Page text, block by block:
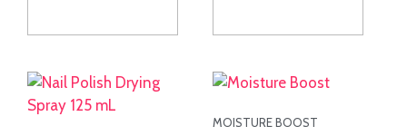
MOISTURE BOOST